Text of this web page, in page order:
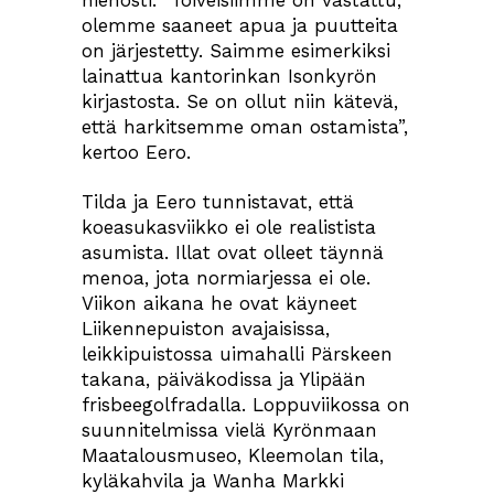
olemme saaneet apua ja puutteita
on järjestetty. Saimme esimerkiksi
lainattua kantorinkan Isonkyrön
kirjastosta. Se on ollut niin kätevä,
että harkitsemme oman ostamista”,
kertoo Eero.
Tilda ja Eero tunnistavat, että
koeasukasviikko ei ole realistista
asumista. Illat ovat olleet täynnä
menoa, jota normiarjessa ei ole.
Viikon aikana he ovat käyneet
Liikennepuiston avajaisissa,
leikkipuistossa uimahalli Pärskeen
takana, päiväkodissa ja Ylipään
frisbeegolfradalla. Loppuviikossa on
suunnitelmissa vielä Kyrönmaan
Maatalousmuseo, Kleemolan tila,
kyläkahvila ja Wanha Markki